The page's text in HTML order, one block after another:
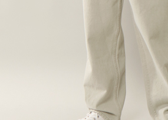
ルパーカースウェット（M～3L展開）